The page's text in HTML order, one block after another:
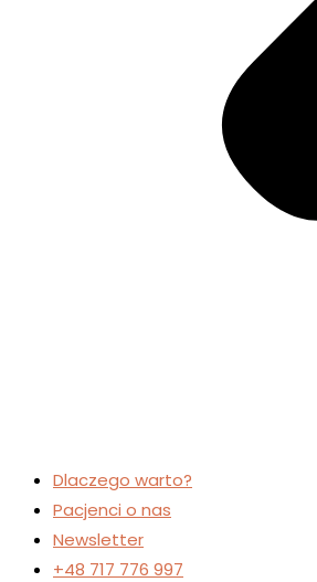
Dlaczego warto?
Pacjenci o nas
Newsletter
+48 717 776 997